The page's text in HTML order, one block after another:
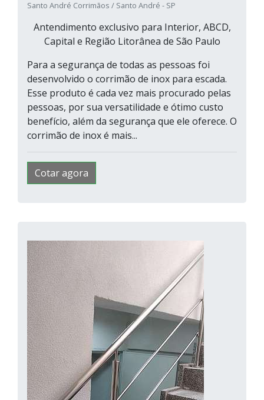
Santo André Corrimãos / Santo André - SP
Antendimento exclusivo para Interior, ABCD,
Capital e Região Litorânea de São Paulo
Para a segurança de todas as pessoas foi
desenvolvido o corrimão de inox para escada.
Esse produto é cada vez mais procurado pelas
pessoas, por sua versatilidade e ótimo custo
benefício, além da segurança que ele oferece. O
corrimão de inox é mais...
Cotar agora